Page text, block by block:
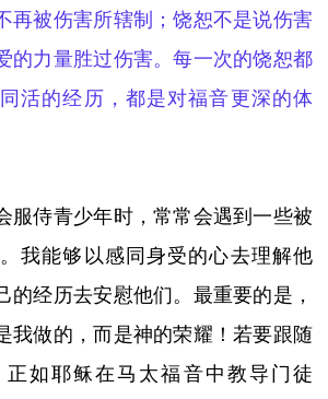
再被伤害所辖制；饶恕不是说伤害
的力量胜过伤害。每一次的饶恕都
活的经历，都是对福音更深的体
服侍青少年时，常常会遇到一些被
我能够以感同身受的心去理解他
的经历去安慰他们。 最重要的是，
我做的，而是神的荣耀！若要跟随
正如耶稣在马太福音中教导门徒